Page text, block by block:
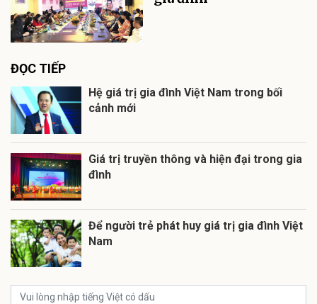
ĐỌC TIẾP
Hệ giá trị gia đình Việt Nam trong bối
cảnh mới
Giá trị truyền thông và hiện đại trong gia
đình
Để người trẻ phát huy giá trị gia đình Việt
Nam